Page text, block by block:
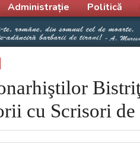
cu Scrisori
Administrație Politică